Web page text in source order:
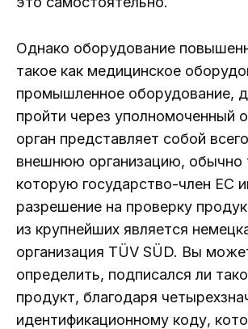
Однако оборудование
такое как медицинское
промышленное оборудование,
пройти через уполномоченный
орган представляет собой
внешнюю организацию, обычно
которую государство-член ЕС
разрешение на проверку
из крупнейших является
организация TÜV SÜD. Вы
определить, подписался ли
продукт, благодаря
идентификационному коду,